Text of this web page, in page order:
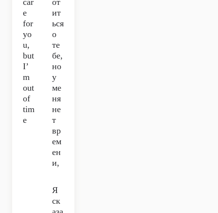
car
e
for
yo
u,
but
I’
m
out
of
tim
e
от
ит
ься
о
те
бе,
но
у
ме
ня
не
т
вр
ем
ен
и,
Я
ск